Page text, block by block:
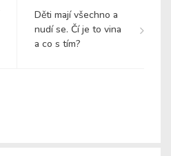
Děti mají všechno a
nudí se. Čí je to vina
a co s tím?